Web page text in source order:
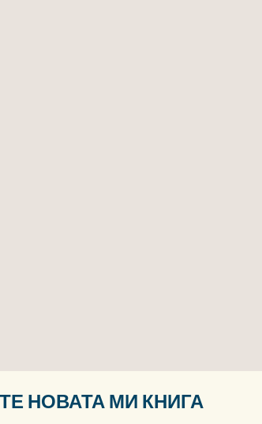
НОВАТА МИ КНИГА